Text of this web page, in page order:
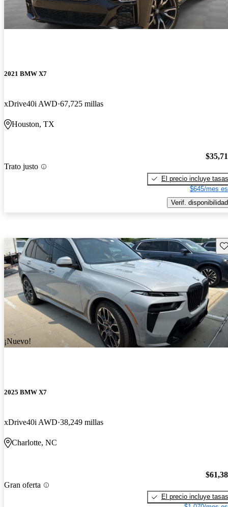
2021 BMW X7
xDrive40i AWD 67,725 millas
Houston, TX
Trato justo
El precio incluye tasas
$645/mes
Verif. disponibilidad
¡Nuevo!
2025 BMW X7
xDrive40i AWD 38,249 millas
Charlotte, NC
Gran oferta
El precio incluye tasas